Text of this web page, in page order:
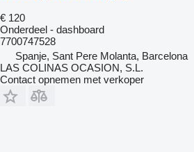
€ 120
Onderdeel - dashboard
7700747528
Spanje, Sant Pere Molanta, Barcelona
LAS COLINAS OCASION, S.L.
Contact opnemen met verkoper